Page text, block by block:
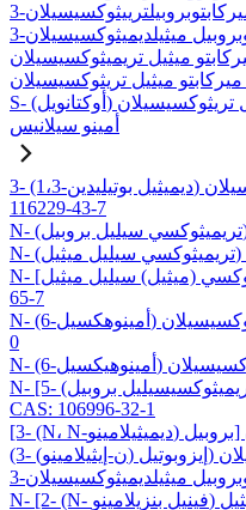
أمينو سيلانيس
3- (1،3-ديميثيل بوتيليدين) أمينوبروبيل تريثوكسيسيلان CAS:
116229-43-7
N- [ديميثوكسي (ميثيل) سيليل ميثيل] ميثيل كارباميت CAS: 23432-
65-7
N- (6-أمينوهكسيل) أمينوبروبيل تريميثوكسيسيلان CAS: 51895-58-
0
N- [5- (تريميثوكسيسيليل بروبيل) -2-أزا-1-أوكسوبينتيل] كابرولاكتام
CAS: 106996-32-1
N- [2- (N- فينيل بنزيلامينو) إيثيل] -3- أمينوبروبيل تريميثوكسيسيلان